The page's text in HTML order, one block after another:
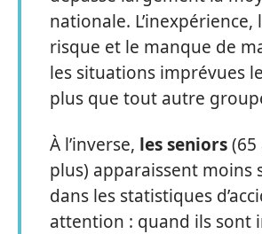
nationale.
risque et le manque de
les situations imprévues
plus que tout autre
À l’inverse, les seniors(65
plus) apparaissent moins
dans les statistiques
attention : quand ils sont